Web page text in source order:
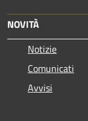
NOVITÀ
Notizie
Comunicati
Avvisi